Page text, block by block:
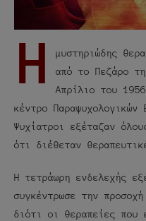
Η
μυστηριώδης
από το Πεζάρο
Απρίλιο του
κέντρο
Ψυχίατροι εξέταζαν
ότι διέθεταν
Η τετράωρη ενδελεχής
συγκέντρωσε την
διότι οι θεραπείες που